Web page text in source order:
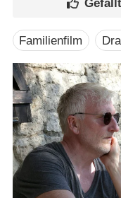
Familienfilm